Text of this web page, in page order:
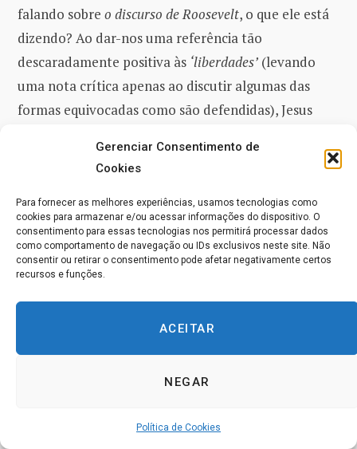
Gerenciar Consentimento de
Cookies
Para fornecer as melhores experiências, usamos tecnologias como
cookies para armazenar e/ou acessar informações do dispositivo. O
consentimento para essas tecnologias nos permitirá processar dados
como comportamento de navegação ou IDs exclusivos neste site. Não
consentir ou retirar o consentimento pode afetar negativamente certos
recursos e funções.
ACEITAR
NEGAR
Política de Cookies
falando sobre o discurso de Roosevelt, o que ele está
dizendo? Ao dar-nos uma referência tão
descaradamente positiva às ‘liberdades’ (levando
uma nota crítica apenas ao discutir algumas das
formas equivocadas como são defendidas), Jesus
O conceito essencial para o qual convergemJesuse
Roosevelté obviamenteo da liberdade, por isso
vejamos esse conceito.
consequência natural da noção de que cada pessoa tem
. Cada vida deve, portanto, consistir
liberdade a partir de condições adversas